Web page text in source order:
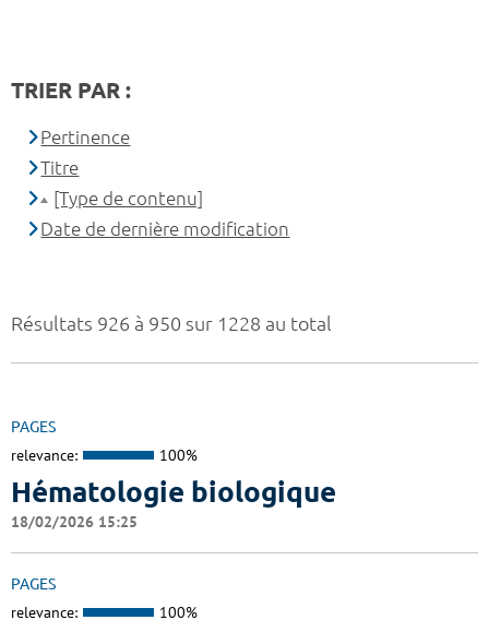
Résultats 926 à 950 sur 1228 au total
PAGES
relevance: 100%
Hématologie biologique
18/02/2026 15:25
PAGES
relevance: 100%
TRIER PAR :
Pertinence
Titre
[Type de contenu]
Date de dernière modification